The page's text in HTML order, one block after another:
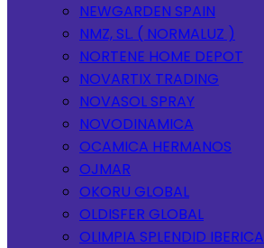
NEWGARDEN SPAIN
NMZ, SL. ( NORMALUZ )
NORTENE HOME DEPOT
NOVARTIX TRADING
NOVASOL SPRAY
NOVODINAMICA
OCAMICA HERMANOS
OJMAR
OKORU GLOBAL
OLDISFER GLOBAL
OLIMPIA SPLENDID IBERICA